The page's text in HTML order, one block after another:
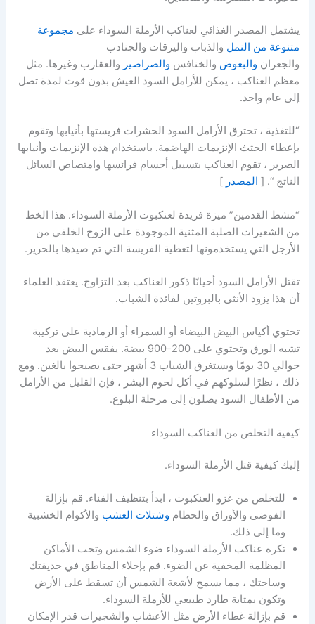
يشتمل المصدر الغذائي لعناكب الأرملة السوداء على مجموعة
متنوعة من النمل والذباب واليرقات والجنادب
والجعران والبعوض والخنافس والصراصير والعقارب وغيرها. مثل
معظم العناكب ، يمكن للأرامل السود العيش بدون قوت لمدة تصل
إلى عام واحد.
“للتغذية ، تخترق الأرامل السود الحشرات فريستها بأنيابها وتقوم
بإعطاء الجثث الإنزيمات الهاضمة. باستخدام هذه الإنزيمات وأنيابها
الصرير ، تقوم العناكب بتسييل أجسام فرائسها وامتصاص السائل
الناتج “. [ المصدر ]
“مشط القدمين” ميزة فريدة لعنكبوت الأرملة السوداء. هذا الخط
من الشعيرات الصلبة المثنية الموجودة على الزوج الخلفي من
الأرجل التي يستخدمونها لتغطية الفريسة التي تم صيدها بالحرير.
تقتل الأرامل السود أحيانًا ذكور العناكب بعد التزاوج. يعتقد العلماء
أن هذا يزود الأنثى بالبروتين لفائدة الشباب.
تحتوي أكياس البيض البيضاء أو السمراء أو الرمادية على تركيبة
تشبه الورق وتحتوي على 200-900 بيضة. يفقس البيض بعد
حوالي 30 يومًا ويستغرق الشباب 3 أشهر حتى يصبحوا بالغين. ومع
ذلك ، نظرًا لسلوكهم في أكل لحوم البشر ، فإن القليل من الأرامل
من الأطفال السود يصلون إلى مرحلة البلوغ.
كيفية التخلص من العناكب السوداء
إليك كيفية قتل الأرملة السوداء.
للتخلص من غزو العنكبوت ، ابدأ بتنظيف الفناء. قم بإزالة
الفوضى والأوراق والحطام وشتلات العشب والأكوام الخشبية
وما إلى ذلك.
تكره عناكب الأرملة السوداء ضوء الشمس وتحب الأماكن
المظلمة المخفية عن الضوء. قم بإخلاء المناطق في حديقتك
وساحتك ، مما يسمح لأشعة الشمس أن تسقط على الأرض
وتكون بمثابة طارد طبيعي للأرملة السوداء.
قم بإزالة غطاء الأرض مثل الأعشاب والشجيرات قدر الإمكان